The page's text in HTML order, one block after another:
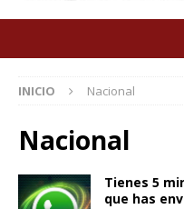
INICIO Nacional
Nacional
Tienes 5
que has